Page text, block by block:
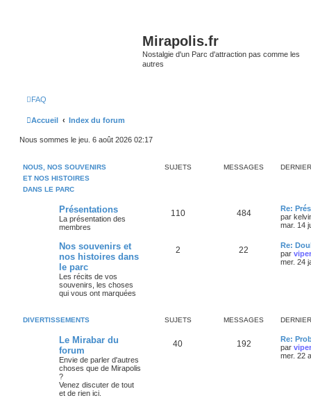
Mirapolis.fr
Nostalgie d'un Parc d'attraction pas comme les
autres
FAQ
Accueil Index du forum
Nous sommes le jeu. 6 août 2026 02:17
NOUS, NOS SOUVENIRS
ET NOS HISTOIRES
DANS LE PARC
SUJETS MESSAGES
Présentations
La présentation des
membres
110 484
Re:
par
mar. 14
Nos souvenirs et
nos histoires dans
le parc
Les récits de vos
souvenirs, les choses
qui vous ont marquées
2 22
Re:
par
mer. 24
DIVERTISSEMENTS SUJETS MESSAGES
Le Mirabar du
forum
Envie de parler d'autres
choses que de Mirapolis
?
Venez discuter de tout
et de rien ici.
40 192
Re:
par
mer. 22